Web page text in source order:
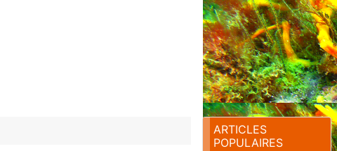
ARTICLES
POPULAIRES